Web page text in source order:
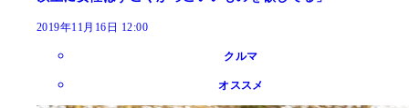
2019年11月16日 12:00
クルマ
オススメ